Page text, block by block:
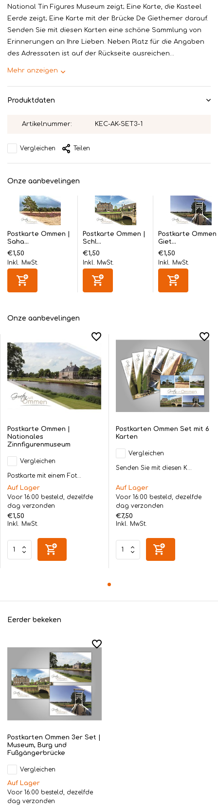
National Tin Figures Museum zeigt; Eine Karte, die Kasteel
Eerde zeigt; Eine Karte mit der Brücke De Giethemer darauf.
Senden Sie mit diesen Karten eine schöne Sammlung von
Erinnerungen an Ihre Lieben. Neben Platz für die Angaben
des Adressaten ist auf der Rückseite ausreichen...
Mehr anzeigen
Produktdaten
Artikelnummer: KEC-AK-SET3-1
Vergleichen Teilen
Onze aanbevelingen
Postkarte Ommen |
Saha...
€1,50
Inkl. MwSt.
Postkarte Ommen |
Schl...
€1,50
Inkl. MwSt.
Postkarte Ommen
Giet...
€1,50
Inkl. MwSt.
Onze aanbevelingen
Postkarte Ommen |
Nationales
Zinnfigurenmuseum
Vergleichen
Postkarte mit einem Fot...
Auf Lager
Voor 16:00 besteld, dezelfde
dag verzonden
€1,50
Inkl. MwSt.
Postkarten Ommen Set mit 6
Karten
Vergleichen
Senden Sie mit diesen K...
Auf Lager
Voor 16:00 besteld, dezelfde
dag verzonden
€7,50
Inkl. MwSt.
Eerder bekeken
Postkarten Ommen 3er Set |
Museum, Burg und
Fußgängerbrücke
Vergleichen
Auf Lager
Voor 16:00 besteld, dezelfde
dag verzonden